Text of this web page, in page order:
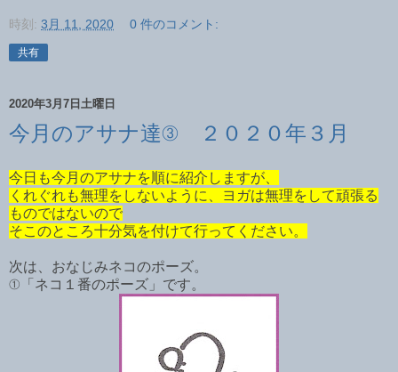
時刻: 3月 11, 2020 0 件のコメント:
共有
2020年3月7日土曜日
今月のアサナ達③ ２０２０年３月
今日も今月のアサナを順に紹介しますが、
くれぐれも無理をしないように、ヨガは無理をして頑張る
ものではないので
そこのところ十分気を付けて行ってください。
次は、おなじみネコのポーズ。
①「ネコ１番のポーズ」です。